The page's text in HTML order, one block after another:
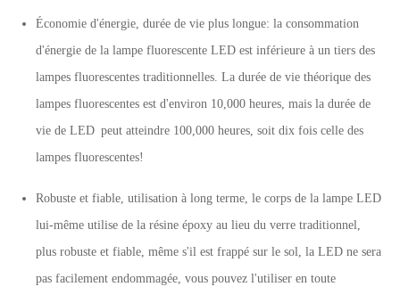
Économie d'énergie, durée de vie plus longue: la consommation
d'énergie de la lampe fluorescente LED est inférieure à un tiers des
lampes fluorescentes traditionnelles. La durée de vie théorique des
lampes fluorescentes est d'environ 10,000 heures, mais la durée de
vie de LED peut atteindre 100,000 heures, soit dix fois celle des
lampes fluorescentes!
Robuste et fiable, utilisation à long terme, le corps de la lampe LED
lui-même utilise de la résine époxy au lieu du verre traditionnel,
plus robuste et fiable, même s'il est frappé sur le sol, la LED ne sera
pas facilement endommagée, vous pouvez l'utiliser en toute